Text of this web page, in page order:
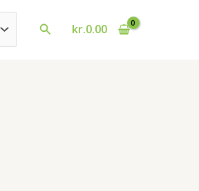
Søg kr.0.00